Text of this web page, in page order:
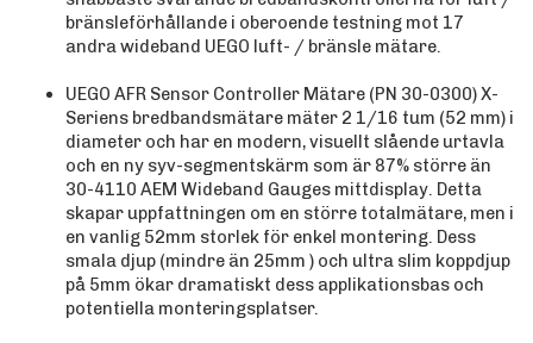
bränsleförhållande i oberoende testning mot 17
andra wideband UEGO luft- / bränsle mätare.
UEGO AFR Sensor Controller Mätare (PN 30-0300) X-
Seriens bredbandsmätare mäter 2 1/16 tum (52 ​​mm) i
diameter och har en modern, visuellt slående urtavla
och en ny syv-segmentskärm som är 87% större än
30-4110 AEM Wideband Gauges mittdisplay. Detta
skapar uppfattningen om en större totalmätare, men i
en vanlig 52mm storlek för enkel montering. Dess
smala djup (mindre än 25mm ) och ultra slim koppdjup
på 5mm ökar dramatiskt dess applikationsbas och
potentiella monteringsplatser.